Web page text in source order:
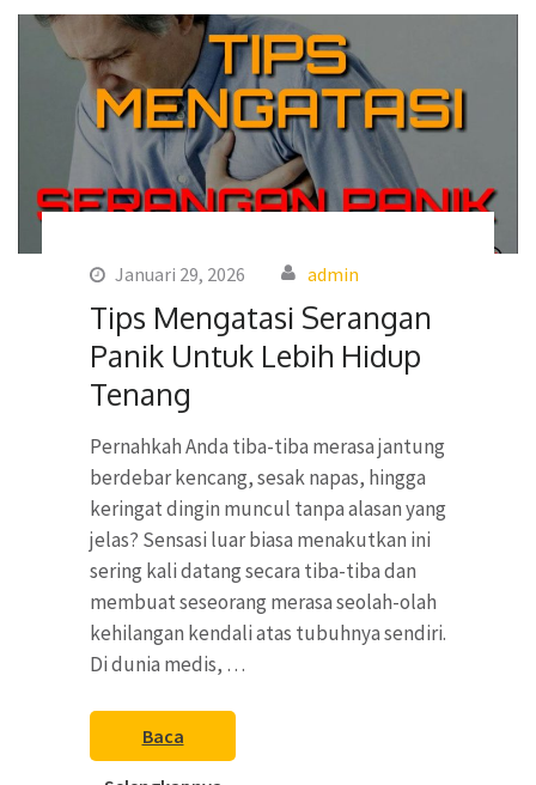
Januari 29, 2026 admin
Tips Mengatasi Serangan
Panik Untuk Lebih Hidup
Tenang
Pernahkah Anda tiba-tiba merasa jantung
berdebar kencang, sesak napas, hingga
keringat dingin muncul tanpa alasan yang
jelas? Sensasi luar biasa menakutkan ini
sering kali datang secara tiba-tiba dan
membuat seseorang merasa seolah-olah
kehilangan kendali atas tubuhnya sendiri.
Di dunia medis, …
Baca